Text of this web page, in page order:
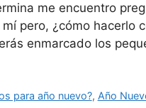
me encuentro
pero, ¿cómo hacerlo
enmarcado los
para año nuevo?, Año